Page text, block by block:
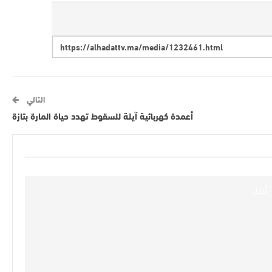
التالي
أعمدة كهربائية آيلة للسقوط تهدد حياة المارة بتازة